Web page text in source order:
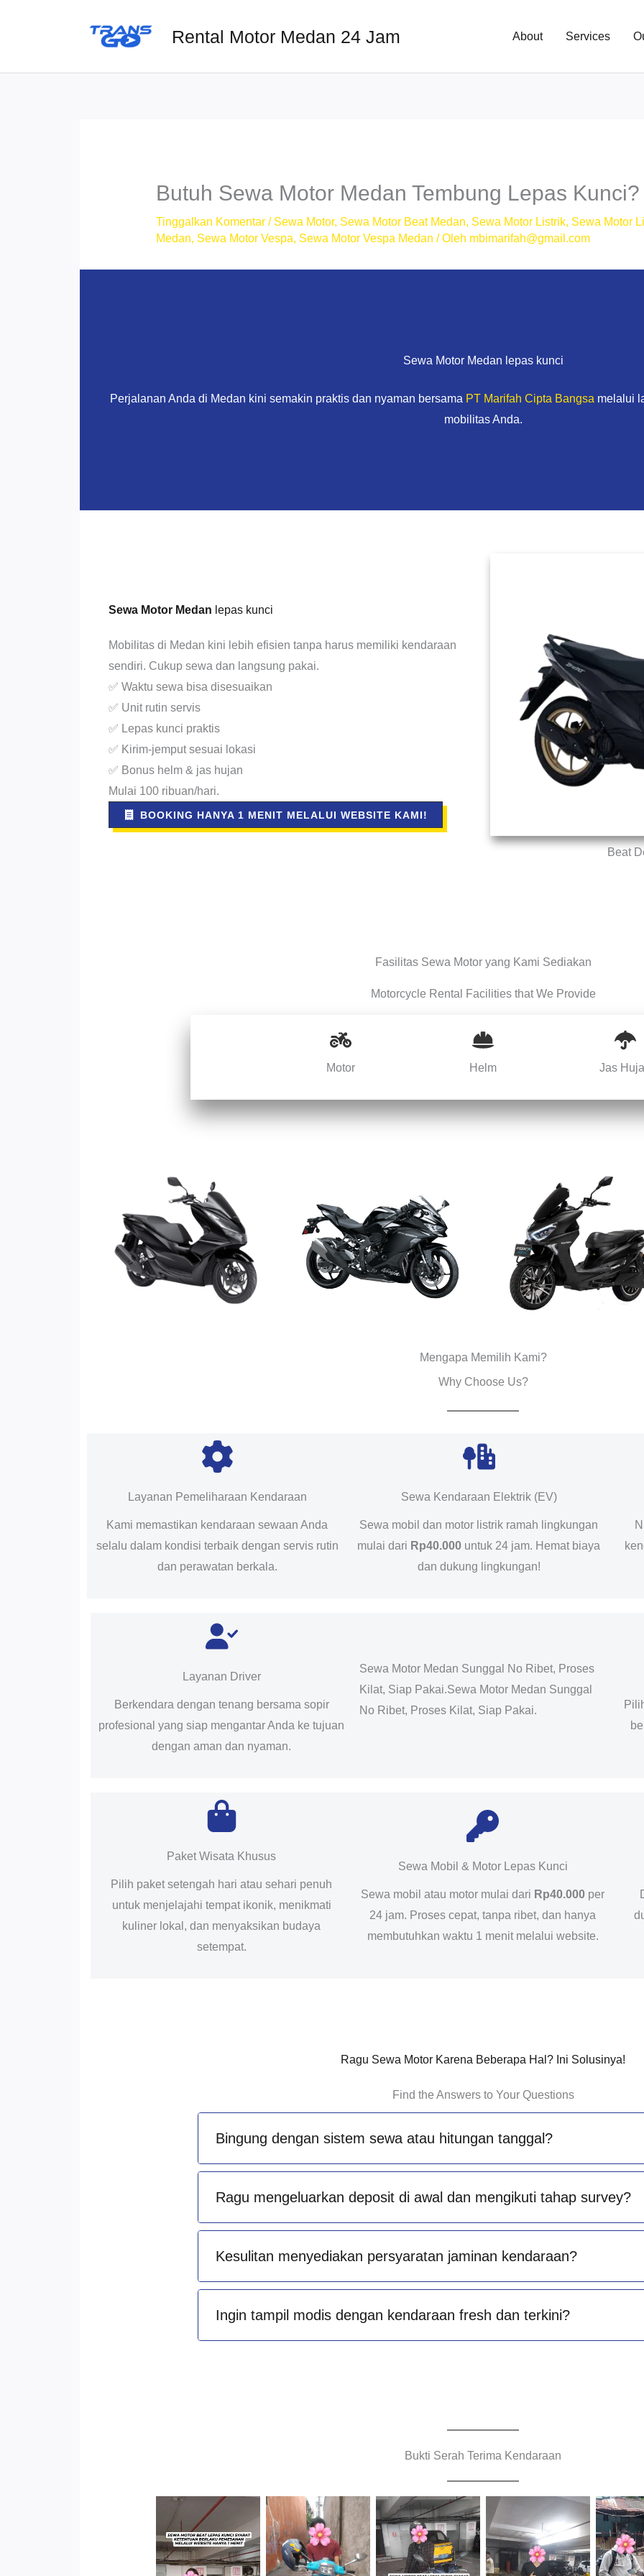
Rental Motor Medan 24 Jam About Services
Butuh Sewa Motor Medan Tembung Lepas Kunci?
Tinggalkan Komentar / Sewa Motor, Sewa Motor Beat Medan, Sewa Motor Listrik, Sewa Motor
Medan, Sewa Motor Vespa, Sewa Motor Vespa Medan / Oleh mbimarifah@gmail.com
Sewa Motor Medan lepas kunci
Perjalanan Anda di Medan kini semakin praktis dan nyaman bersama PT Marifah Cipta Bangsa melalui
mobilitas Anda.
Sewa Motor Medan lepas kunci
Mobilitas di Medan kini lebih efisien tanpa harus memiliki kendaraan
sendiri. Cukup sewa dan langsung pakai.
✅ Waktu sewa bisa disesuaikan
✅ Unit rutin servis
✅ Lepas kunci praktis
✅ Kirim-jemput sesuai lokasi
✅ Bonus helm & jas hujan
Mulai 100 ribuan/hari.
BOOKING HANYA 1 MENIT MELALUI WEBSITE KAMI!
Beat
Fasilitas Sewa Motor yang Kami Sediakan
Motorcycle Rental Facilities that We Provide
Motor Helm Jas
Mengapa Memilih Kami?
Why Choose Us?
Layanan Pemeliharaan Kendaraan
Kami memastikan kendaraan sewaan Anda
selalu dalam kondisi terbaik dengan servis rutin
dan perawatan berkala.
Sewa Kendaraan Elektrik (EV)
Sewa mobil dan motor listrik ramah lingkungan
mulai dari Rp40.000 untuk 24 jam. Hemat biaya
dan dukung lingkungan!
Layanan Driver
Berkendara dengan tenang bersama sopir
profesional yang siap mengantar Anda ke tujuan
dengan aman dan nyaman.
Sewa Motor Medan Sunggal No Ribet, Proses
Kilat, Siap Pakai.Sewa Motor Medan Sunggal
No Ribet, Proses Kilat, Siap Pakai.
Paket Wisata Khusus
Pilih paket setengah hari atau sehari penuh
untuk menjelajahi tempat ikonik, menikmati
kuliner lokal, dan menyaksikan budaya
setempat.
Sewa Mobil & Motor Lepas Kunci
Sewa mobil atau motor mulai dari Rp40.000 per
24 jam. Proses cepat, tanpa ribet, dan hanya
membutuhkan waktu 1 menit melalui website.
Ragu Sewa Motor Karena Beberapa Hal? Ini Solusinya!
Find the Answers to Your Questions
Bingung dengan sistem sewa atau hitungan tanggal?
Ragu mengeluarkan deposit di awal dan mengikuti tahap survey?
Kesulitan menyediakan persyaratan jaminan kendaraan?
Ingin tampil modis dengan kendaraan fresh dan terkini?
Bukti Serah Terima Kendaraan
Cityplaza
Cityplaza
Cityplaza